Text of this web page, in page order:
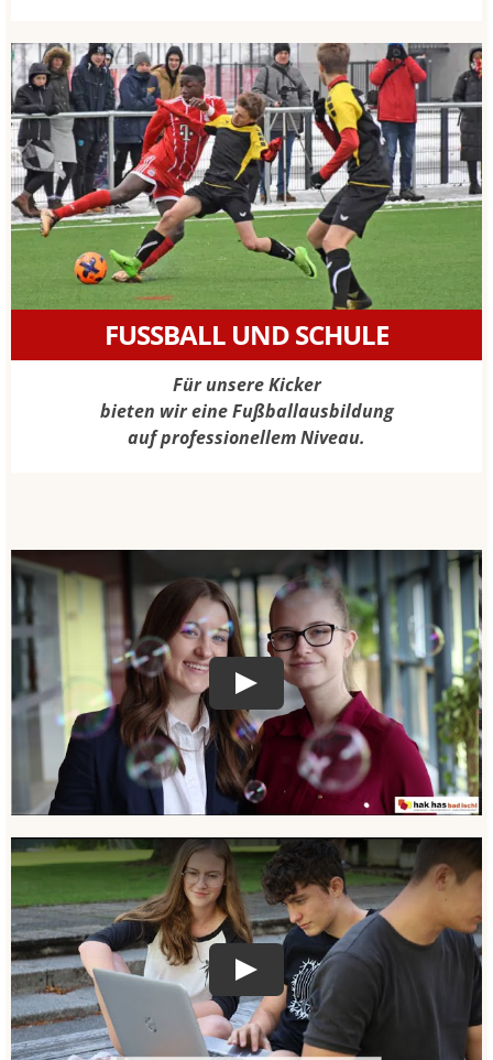
FUSSBALL UND SCHULE
Für unsere Kicker
bieten wir eine Fußballausbildung
auf professionellem Niveau.
Play
Play